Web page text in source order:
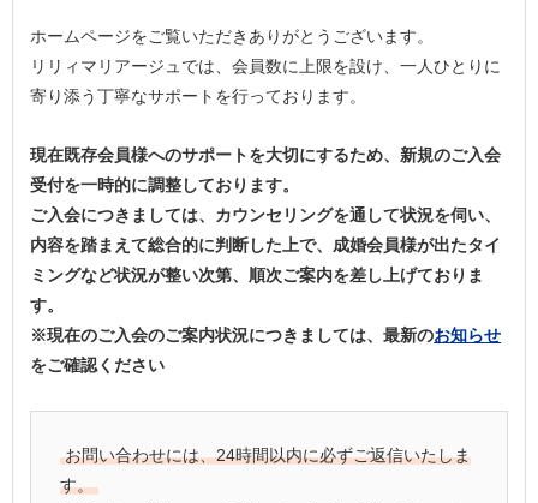
ホームページをご覧いただきありがとうございます。
リリィマリアージュでは、会員数に上限を設け、一人ひとりに
寄り添う丁寧なサポートを行っております。
現在既存会員様へのサポートを大切にするため、新規のご入会
受付を一時的に調整しております。
ご入会につきましては、カウンセリングを通して状況を伺い、
内容を踏まえて総合的に判断した上で、成婚会員様が出たタイ
ミングなど状況が整い次第、順次ご案内を差し上げておりま
す。
※現在のご入会のご案内状況につきましては、最新のお知らせ
をご確認ください
お問い合わせには、24時間以内に必ずご返信いたしま
す。